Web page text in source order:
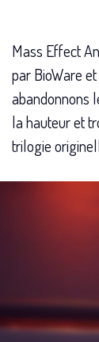
Mass Effect
par BioWare
abandonnons
la hauteur et
trilogie